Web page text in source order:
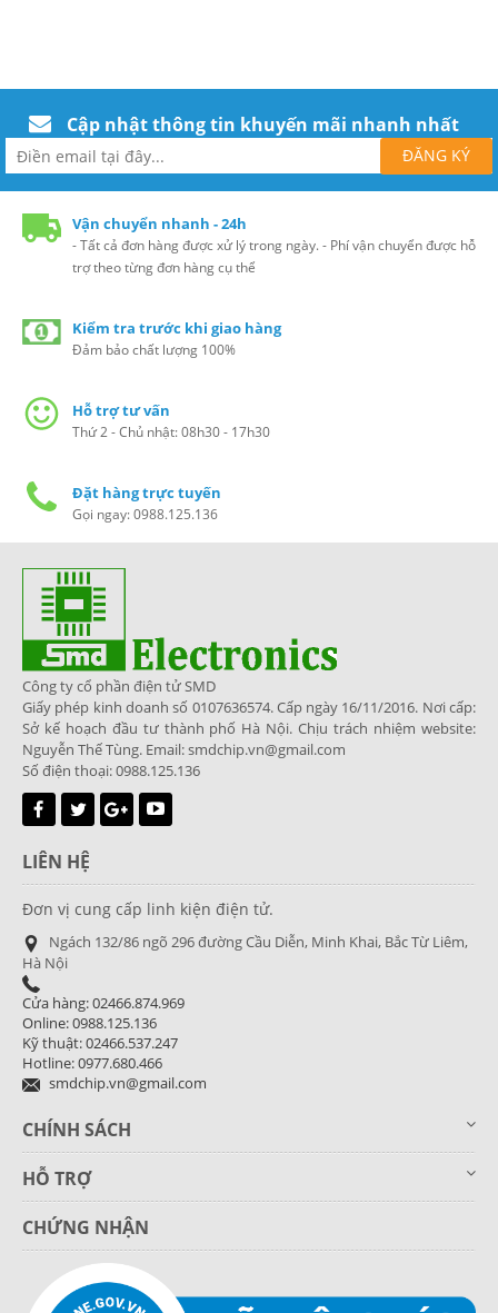
Cập nhật thông tin khuyến mãi nhanh nhất
Vận chuyển nhanh - 24h
- Tất cả đơn hàng được xử lý trong ngày. - Phí vận chuyển được hỗ
trợ theo từng đơn hàng cụ thể
Kiểm tra trước khi giao hàng
Đảm bảo chất lượng 100%
Hỗ trợ tư vấn
Thứ 2 - Chủ nhật: 08h30 - 17h30
Đặt hàng trực tuyến
Gọi ngay: 0988.125.136
Công ty cổ phần điện tử SMD
Giấy phép kinh doanh số 0107636574. Cấp ngày 16/11/2016. Nơi cấp:
Sở kế hoạch đầu tư thành phố Hà Nội. Chịu trách nhiệm website:
Nguyễn Thế Tùng. Email: smdchip.vn@gmail.com
Số điện thoại: 0988.125.136
LIÊN HỆ
Đơn vị cung cấp linh kiện điện tử.
Ngách 132/86 ngõ 296 đường Cầu Diễn, Minh Khai, Bắc Từ Liêm,
Hà Nội
Cửa hàng: 02466.874.969
Online: 0988.125.136
Kỹ thuật: 02466.537.247
Hotline: 0977.680.466
smdchip.vn@gmail.com
CHÍNH SÁCH
HỖ TRỢ
CHỨNG NHẬN